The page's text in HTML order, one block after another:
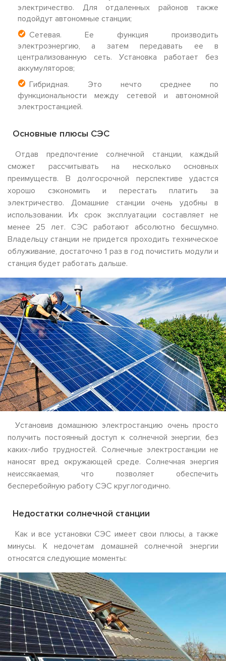
электричество. Для отдаленных районов также
подойдут автономные станции;
Сетевая. Ее функция производить
электроэнергию, а затем передавать ее в
централизованную сеть. Установка работает без
аккумуляторов;
Гибридная. Это нечто среднее по
функциональности между сетевой и автономной
электростанцией.
Основные плюсы СЭС
Отдав предпочтение солнечной станции, каждый
сможет рассчитывать на несколько основных
преимуществ. В долгосрочной перспективе удастся
хорошо сэкономить и перестать платить за
электричество. Домашние станции очень удобны в
использовании. Их срок эксплуатации составляет не
менее 25 лет. СЭС работают абсолютно бесшумно.
Владельцу станции не придется проходить техническое
облуживание, достаточно 1 раз в год почистить модули и
станция будет работать дальше.
Установив домашнюю электростанцию очень просто
получить постоянный доступ к солнечной энергии, без
каких-либо трудностей. Солнечные электростанции не
наносят вред окружающей среде. Солнечная энергия
неиссякаемая, что позволяет обеспечить
бесперебойную работу СЭС круглогодично.
Недостатки солнечной станции
Как и все установки СЭС имеет свои плюсы, а также
минусы. К недочетам домашней солнечной энергии
относятся следующие моменты: